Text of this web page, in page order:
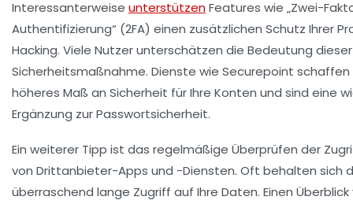
Interessanterweise unterstützenFeatures wie „Zwei-
Authentifizierung“ (2FA) einen zusätzlichen Schutz Ihrer
Hacking. Viele Nutzer unterschätzen die Bedeutung dieser
Sicherheitsmaßnahme. Dienste wie Securepoint schaffen
höheres Maß an Sicherheit für Ihre Konten und sind eine
Ergänzung zur Passwortsicherheit.
Ein weiterer Tipp ist das regelmäßige Überprüfen der
von Drittanbieter-Apps und -Diensten. Oft behalten sich
überraschend lange Zugriff auf Ihre Daten. Einen